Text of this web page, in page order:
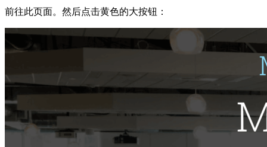
前往此页面。然后点击黄色的大按钮：